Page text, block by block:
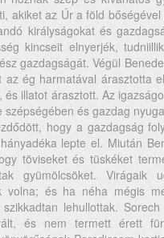
akiket az Úr a föld
királyságokat és
kincseit elnyerjék,
gazdagságát. Végül
az ég harmatával árasztotta
és illatot árasztott. Az
szépségében és gazdag
hogy a gazdagság
lepte el. Miután
töviseket és tüskéket
gyümölcsöket. Virágaik
volna; és ha néha mégis
lehullottak.
és nem termett érett